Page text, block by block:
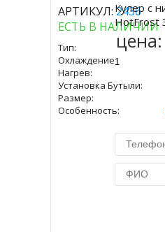
АРТИКУЛ:2436
ЕСТЬ В НАЛИЧИИ
Тип:
Охлаждение:
Нагрев:
Установка Бутыли:
Размер:
Особенность:
Купить
Кулер с
HotFrost
цена: